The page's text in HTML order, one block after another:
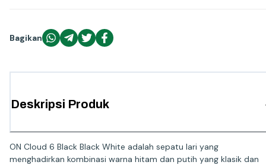
Bagikan
Deskripsi Produk
ON Cloud 6 Black Black White adalah sepatu lari yang
menghadirkan kombinasi warna hitam dan putih yang klasik dan